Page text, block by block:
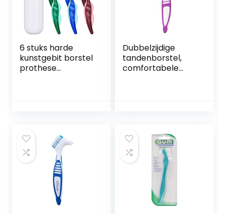
6 stuks harde
kunstgebit borstel
prothese
groen en blauw)
Dubbelzijdige
tandenborstel,
comfortabele